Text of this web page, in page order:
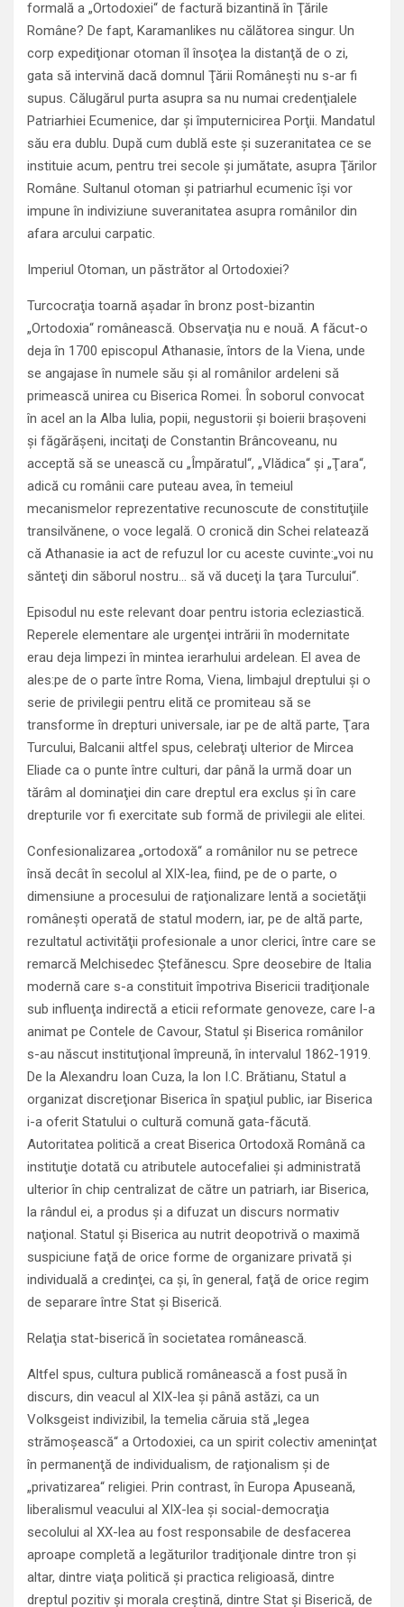
formală a „Ortodoxiei“ de factură bizantină în Ţările
Române? De fapt, Karamanlikes nu călătorea singur. Un
corp expediţionar otoman îl însoţea la distanţă de o zi,
gata să intervină dacă domnul Ţării Româneşti nu s-ar fi
supus. Călugărul purta asupra sa nu numai credenţialele
Patriarhiei Ecumenice, dar şi împuternicirea Porţii. Mandatul
său era dublu. După cum dublă este şi suzeranitatea ce se
instituie acum, pentru trei secole şi jumătate, asupra Ţărilor
Române. Sultanul otoman şi patriarhul ecumenic îşi vor
impune în indiviziune suveranitatea asupra românilor din
afara arcului carpatic.
Imperiul Otoman, un păstrător al Ortodoxiei?
Turcocraţia toarnă aşadar în bronz post-bizantin
„Ortodoxia“ românească. Observaţia nu e nouă. A făcut-o
deja în 1700 episcopul Athanasie, întors de la Viena, unde
se angajase în numele său şi al românilor ardeleni să
primească unirea cu Biserica Romei. În soborul convocat
în acel an la Alba Iulia, popii, negustorii şi boierii braşoveni
şi făgărăşeni, incitaţi de Constantin Brâncoveanu, nu
acceptă să se unească cu „Împăratul“, „Vlădica“ şi „Ţara“,
adică cu românii care puteau avea, în temeiul
mecanismelor reprezentative recunoscute de constituţiile
transilvănene, o voce legală. O cronică din Schei relatează
că Athanasie ia act de refuzul lor cu aceste cuvinte:„voi nu
sănteţi din săborul nostru… să vă duceţi la ţara Turcului“.
Episodul nu este relevant doar pentru istoria ecleziastică.
Reperele elementare ale urgenţei intrării în modernitate
erau deja limpezi în mintea ierarhului ardelean. El avea de
ales:pe de o parte între Roma, Viena, limbajul dreptului şi o
serie de privilegii pentru elită ce promiteau să se
transforme în drepturi universale, iar pe de altă parte, Ţara
Turcului, Balcanii altfel spus, celebraţi ulterior de Mircea
Eliade ca o punte între culturi, dar până la urmă doar un
tărâm al dominaţiei din care dreptul era exclus şi în care
drepturile vor fi exercitate sub formă de privilegii ale elitei.
Confesionalizarea „ortodoxă“ a românilor nu se petrece
însă decât în secolul al XIX-lea, fiind, pe de o parte, o
dimensiune a procesului de raţionalizare lentă a societăţii
româneşti operată de statul modern, iar, pe de altă parte,
rezultatul activităţii profesionale a unor clerici, între care se
remarcă Melchisedec Ştefănescu. Spre deosebire de Italia
modernă care s-a constituit împotriva Bisericii tradiţionale
sub influenţa indirectă a eticii reformate genoveze, care l-a
animat pe Contele de Cavour, Statul şi Biserica românilor
s-au născut instituţional împreună, în intervalul 1862-1919.
De la Alexandru Ioan Cuza, la Ion I.C. Brătianu, Statul a
organizat discreţionar Biserica în spaţiul public, iar Biserica
i-a oferit Statului o cultură comună gata-făcută.
Autoritatea politică a creat Biserica Ortodoxă Română ca
instituţie dotată cu atributele autocefaliei şi administrată
ulterior în chip centralizat de către un patriarh, iar Biserica,
la rândul ei, a produs şi a difuzat un discurs normativ
naţional. Statul şi Biserica au nutrit deopotrivă o maximă
suspiciune faţă de orice forme de organizare privată şi
individuală a credinţei, ca şi, în general, faţă de orice regim
de separare între Stat şi Biserică.
Relaţia stat-biserică în societatea românească.
Altfel spus, cultura publică românească a fost pusă în
discurs, din veacul al XIX-lea şi până astăzi, ca un
Volksgeist indivizibil, la temelia căruia stă „legea
strămoşească“ a Ortodoxiei, ca un spirit colectiv ameninţat
în permanenţă de individualism, de raţionalism şi de
„privatizarea“ religiei. Prin contrast, în Europa Apuseană,
liberalismul veacului al XIX-lea şi social-democraţia
secolului al XX-lea au fost responsabile de desfacerea
aproape completă a legăturilor tradiţionale dintre tron şi
altar, dintre viaţa politică şi practica religioasă, dintre
dreptul pozitiv şi morala creştină, dintre Stat şi Biserică, de